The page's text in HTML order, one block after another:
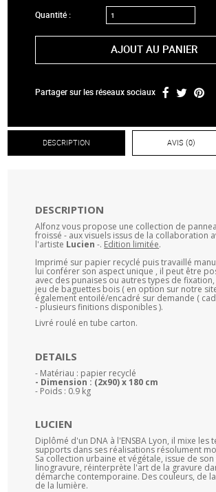
Quantité :
AJOUT AU PANIER
Partager sur les réseaux sociaux
DESCRIPTION AVIS (0)
DESCRIPTION
Alfonz vous propose une collection de
froissé - aux visuels issus de la collaboration
l'artiste Lucien -. Edition limitée.
Imprimé sur papier recyclé puis travaillé
lui conférer son aspect unique , il peut être
avec des punaises ou autres types de
jeu de baguettes bois ( en option sur notre
également entoilé/encadré sur demande (
- plusieurs finitions disponibles ).
Livré roulé en tube carton.
DETAILS
- Matériau : papier recyclé
- Dimension : (2x90) x 180 cm
- Poids : 0.9 kg
LUCIEN
Diplômé d'un DNA à l'ENSBA Lyon, il mixe les
supports dans ses réalisations résolument
Sa collection urbaine et végétale, issue de
linogravure, réinterprète l'art de la gravure
démarche contemporaine. Des couleurs, de
de la lumière.